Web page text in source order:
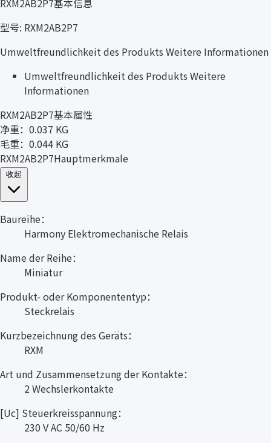
型号: RXM2AB2P7
Umweltfreundlichkeit des Produkts Weitere Informationen
Umweltfreundlichkeit des Produkts Weitere
Informationen
RXM2AB2P7基本属性
净重：0.037 KG
毛重：0.044 KG
RXM2AB2P7Hauptmerkmale
Baureihe：
Harmony Elektromechanische Relais
Name der Reihe：
Miniatur
Produkt- oder Komponententyp：
Steckrelais
Kurzbezeichnung des Geräts：
RXM
Art und Zusammensetzung der Kontakte：
2 Wechslerkontakte
[Uc] Steuerkreisspannung：
230 V AC 50/60 Hz